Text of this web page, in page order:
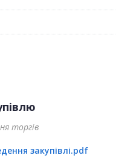
торгів
закупівлі.pdf